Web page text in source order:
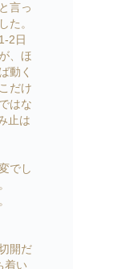
言っ
た。
2日
、ほ
動く
だけ
はな
止は
でし
開だ
着い